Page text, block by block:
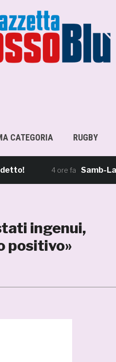
CATEGORIA RUGBY
Samb-
ingenui,
positivo»